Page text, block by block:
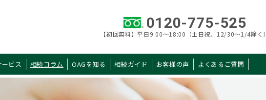
0120-775-525
【初回無料】平日9:00～18:00（土日祝、12/30～1/4除く）
カテゴリ 一覧
ビス 相続コラム OAGを知る 相続ガイド お客様の声 よくあるご質問